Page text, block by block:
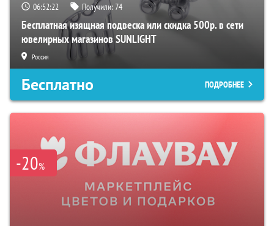
06:52:21 Получили:74
Бесплатная изящная подвеска или скидка 500р. в сети
ювелирных магазинов SUNLIGHT
Россия
Бесплатно ПОДРОБНЕЕ
-20%